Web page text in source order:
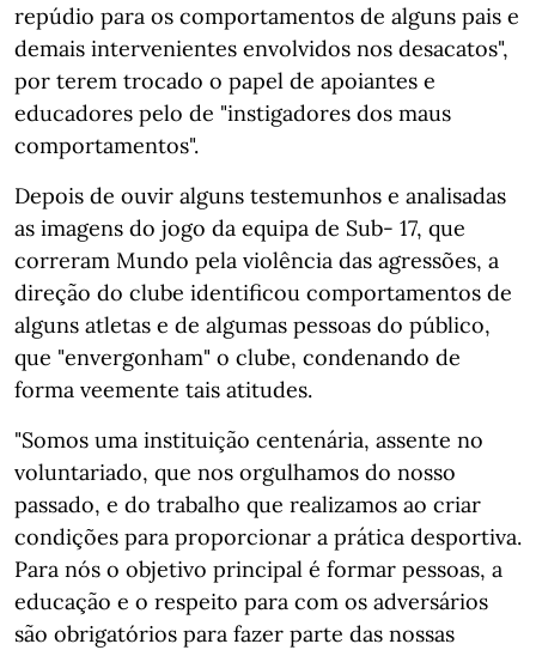
repúdio para os comportamentos de alguns pais e
demais intervenientes envolvidos nos desacatos",
por terem trocado o papel de apoiantes e
educadores pelo de "instigadores dos maus
comportamentos".
Depois de ouvir alguns testemunhos e analisadas
as imagens do jogo da equipa de Sub- 17, que
correram Mundo pela violência das agressões, a
direção do clube identificou comportamentos de
alguns atletas e de algumas pessoas do público,
que "envergonham" o clube, condenando de
forma veemente tais atitudes.
"Somos uma instituição centenária, assente no
voluntariado, que nos orgulhamos do nosso
passado, e do trabalho que realizamos ao criar
condições para proporcionar a prática desportiva.
Para nós o objetivo principal é formar pessoas, a
educação e o respeito para com os adversários
são obrigatórios para fazer parte das nossas